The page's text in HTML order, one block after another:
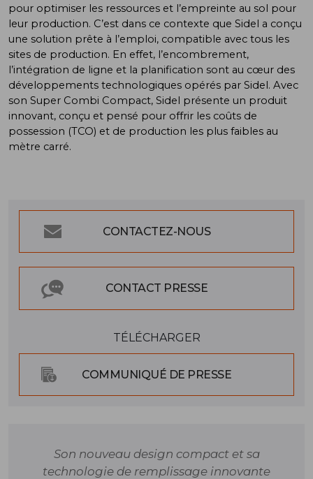
pour optimiser les ressources et l’empreinte au sol pour
leur production. C’est dans ce contexte que Sidel a conçu
une solution prête à l’emploi, compatible avec tous les
sites de production. En effet, l’encombrement,
l’intégration de ligne et la planification sont au cœur des
développements technologiques opérés par Sidel. Avec
son Super Combi Compact, Sidel présente un produit
innovant, conçu et pensé pour offrir les coûts de
possession (TCO) et de production les plus faibles au
mètre carré.
CONTACTEZ-NOUS
CONTACT PRESSE
TÉLÉCHARGER
COMMUNIQUÉ DE PRESSE
Son nouveau design compact et sa
technologie de remplissage innovante